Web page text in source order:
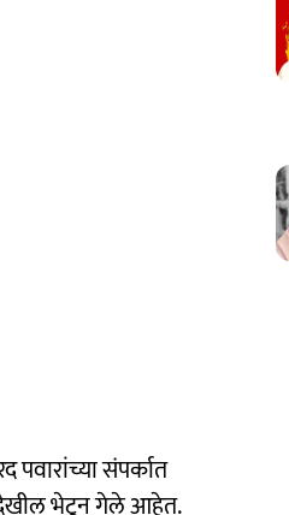
पवारांच्या संपर्कात
देखील भेटून गेले आहेत.